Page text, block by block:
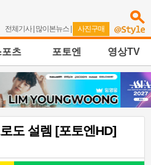
전체기사| 많이본뉴스 | 사진구매
포츠 포토엔 영상TV
도 설렘 [포토엔HD]